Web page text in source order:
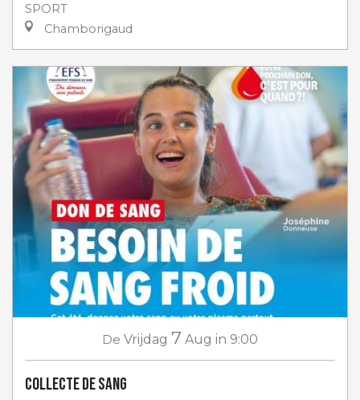
SPORT
Chamborigaud
De Vrijdag 7 Aug in 9:00
Collecte de sang